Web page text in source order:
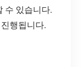
수 있습니다.
행됩니다.